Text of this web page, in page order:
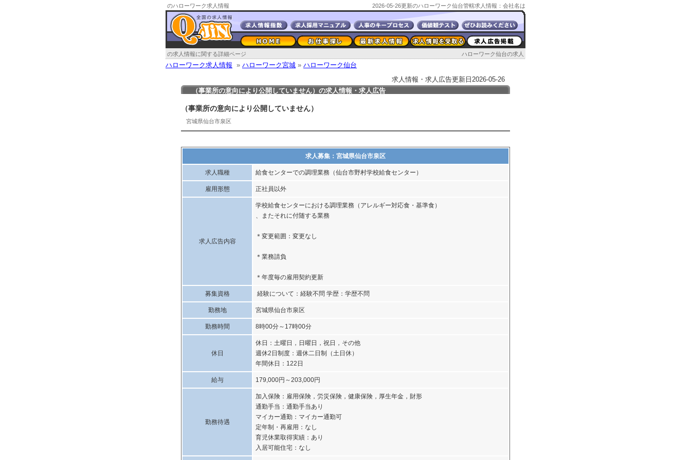
のハローワーク求人情報 2026-05-26更新のハローワーク仙台管轄求人情報：会社名は
ハローワーク仙台の求人
の求人情報に関する詳細ページ
ハローワーク求人情報 » ハローワーク宮城 » ハローワーク仙台
求人情報・求人広告更新日2026-05-26
（事業所の意向により公開していません）の求人情報・求人広告
（事業所の意向により公開していません）
宮城県仙台市泉区
求人募集：宮城県仙台市泉区
求人職種 給食センターでの調理業務（仙台市野村学校給食センター）
雇用形態 正社員以外
求人広告内容
学校給食センターにおける調理業務（アレルギー対応食・基準食）
、またそれに付随する業務
＊変更範囲：変更なし
＊業務請負
＊年度毎の雇用契約更新
募集資格 経験について：経験不問 学歴：学歴不問
勤務地 宮城県仙台市泉区
勤務時間 8時00分～17時00分
休日
休日：土曜日，日曜日，祝日，その他
週休2日制度：週休二日制（土日休）
年間休日：122日
給与 179,000円～203,000円
勤務待遇
加入保険：雇用保険，労災保険，健康保険，厚生年金，財形
通勤手当：通勤手当あり
マイカー通勤：マイカー通勤可
定年制・再雇用：なし
育児休業取得実績：あり
入居可能住宅：なし